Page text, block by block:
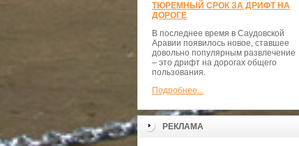
ТЮРЕМНЫЙ СРОК ЗА ДРИФТ НА
ДОРОГЕ
В последнее время в Саудовской
Аравии появилось новое, ставшее
довольно популярным развлечение
– это дрифт на дорогах общего
пользования.
Подробнее...
РЕКЛАМА